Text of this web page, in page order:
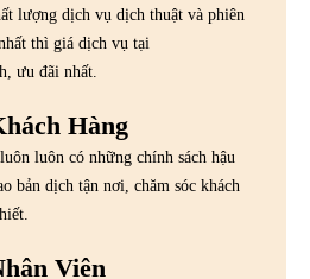
lượng dịch vụ dịch thuật và phiên
thì giá dịch vụ tại
ưu đãi nhất.
Hàng
luôn có những chính sách hậu
bản dịch tận nơi, chăm sóc khách
Viên